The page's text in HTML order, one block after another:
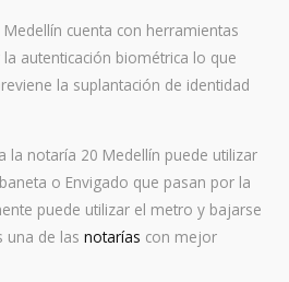
cuenta con herramientas
autenticación biométrica lo que
la suplantación de identidad
la notaría 20 Medellín puede utilizar
o Envigado que pasan por la
puede utilizar el metro y bajarse
una de las notarías con mejor